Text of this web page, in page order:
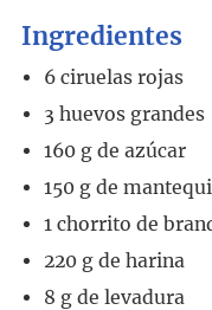
Ingredientes
6 ciruelas rojas
3 huevos grandes
160 g de azúcar
150 g de
1 chorrito de
220 g de harina
8 g de levadura